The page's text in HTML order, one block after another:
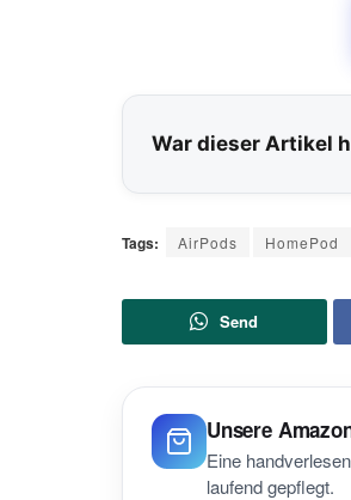
War dieser Artikel
Tags: AirPods HomePod
Send
Unsere
Eine
laufend gepflegt.